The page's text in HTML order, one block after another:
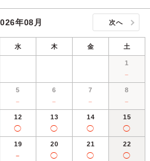
年08月 次へ
水 木 金 土
1
－
5
－
6
－
7
－
8
－
12
◯
13
◯
14
◯
15
◯
19
－
20
◯
21
◯
22
◯